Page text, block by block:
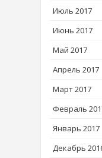
Июль 2017
Июнь 2017
Май 2017
Апрель 2017
Март 2017
Февраль
Январь 2017
Декабрь